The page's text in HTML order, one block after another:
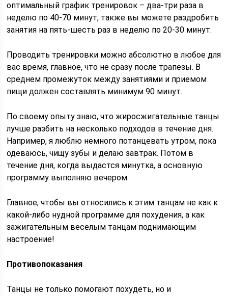
оптимальный график тренировок – два-три раза в
неделю по 40-70 минут, также вы можете раздробить
занятия на пять-шесть раз в неделю по 20-30 минут.
Проводить тренировки можно абсолютно в любое для
вас время, главное, что не сразу после трапезы. В
среднем промежуток между занятиями и приемом
пищи должен составлять минимум 90 минут.
По своему опыту знаю, что жиросжигательные танцы
лучше разбить на несколько подходов в течение дня.
Например, я люблю немного потанцевать утром, пока
одеваюсь, чищу зубы и делаю завтрак. Потом в
течение дня, когда выдастся минутка, а основную
программу выполняю вечером.
Главное, чтобы вы относились к этим танцам не как к
какой-либо нудной программе для похудения, а как
зажигательным веселым танцам поднимающим
настроение!
Противопоказания
Танцы не только помогают похудеть, но и